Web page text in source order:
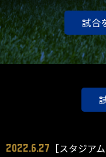
試合
2022.6.27 ［スタジア